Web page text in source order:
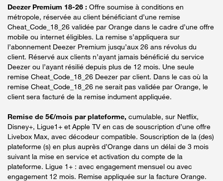
Deezer Premium 18-26 : Offre soumise à conditions en
métropole, réservée au client bénéficiant d’une remise
Cheat_Code_18_26 validée par Orange dans le cadre d’une offre
mobile ou internet éligibles. La remise s’appliquera sur
l’abonnement Deezer Premium jusqu’aux 26 ans révolus du
client. Réservé aux clients n’ayant jamais bénéficié du service
Deezer ou l’ayant résilié depuis plus de 12 mois. Une seule
remise Cheat_Code_18_26 Deezer par client. Dans le cas où la
remise Cheat_Code_18_26 ne serait pas validée par Orange, le
client sera facturé de la remise indument appliquée.
Remise de 5€/mois par plateforme, cumulable, sur Netflix,
Disney+, Ligue1+ et Apple TV en cas de souscription d’une offre
Livebox Max, avec décodeur compatible. Souscription de la (des)
plateforme (s) en plus auprès d’Orange dans un délai de 3 mois
suivant la mise en service et activation du compte de la
plateforme. Ligue 1+ : avec engagement mensuel ou avec
engagement 12 mois. Remise appliquée sur la facture Orange.